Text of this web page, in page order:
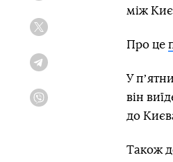
між
Про це
У
він
до
Також